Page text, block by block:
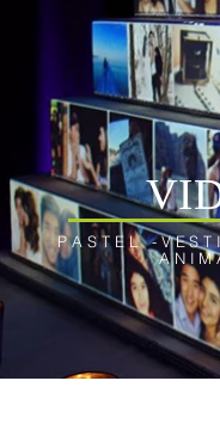
PASTEL -